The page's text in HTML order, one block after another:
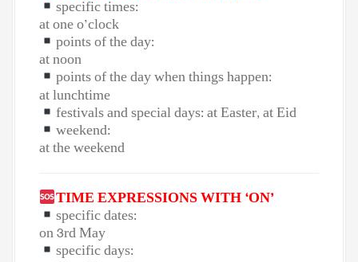
specific times:
at one o’clock
points of the day:
at noon
points of the day when things happen:
at lunchtime
festivals and special days: at Easter, at Eid
weekend:
at the weekend
TIME EXPRESSIONS WITH ‘ON’
specific dates:
on 3rd May
specific days: